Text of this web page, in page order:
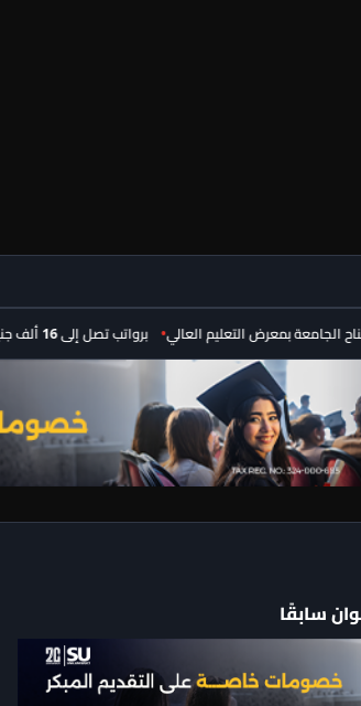
بمعرض التعليم العالي برواتب تصل إلى 16 ألف جنيه.. فرص عمل للمهندسين والفنيين والمحاسبين في نشرة وزارة العمل
سابقًا